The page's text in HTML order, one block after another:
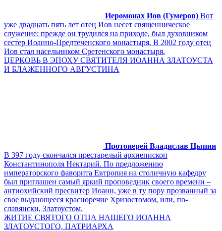
Иеромонах Иов (Гумеров) Вот
уже двадцать пять лет отец Иов несет священническое
служение: прежде он трудился на приходе, был духовником
сестер Иоанно-Предтеченского монастыря. В 2002 году отец
Иов стал насельником Сретенского монастыря.
ЦЕРКОВЬ В ЭПОХУ СВЯТИТЕЛЯ ИОАННА ЗЛАТОУСТА
И БЛАЖЕННОГО АВГУСТИНА
Протоиерей Владислав Цыпин
В 397 году скончался престарелый архиепископ
Константинополя Нектарий. По предложению
императорского фаворита Евтропия на столичную кафедру
был приглашен самый яркий проповедник своего времени –
антиохийский пресвитер Иоанн, уже в ту пору прозванный за
свое выдающееся красноречие Хризостомом, или, по-
славянски, Златоустом.
ЖИТИЕ СВЯТОГО ОТЦА НАШЕГО ИОАННА
ЗЛАТОУСТОГО, ПАТРИАРХА